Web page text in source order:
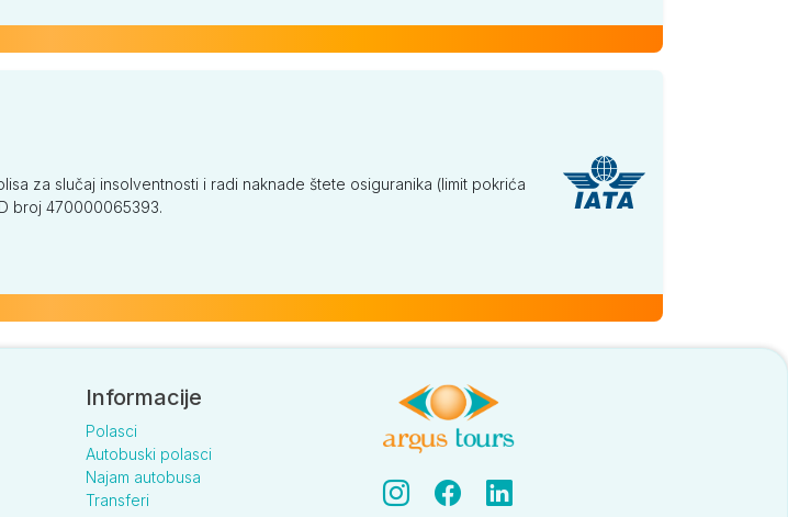
za slučaj insolventnosti i radi naknade štete osiguranika (limit pokrića
broj 470000065393.
Informacije
Polasci
Autobuski polasci
Najam autobusa
Transferi